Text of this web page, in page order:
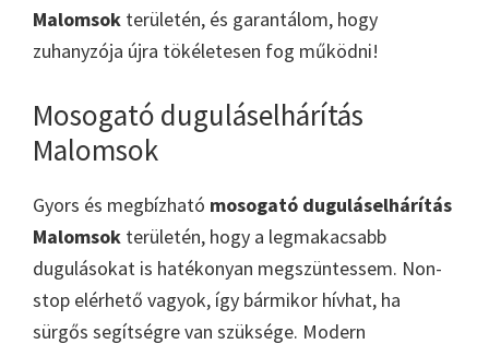
Malomsok területén, és garantálom, hogy
zuhanyzója újra tökéletesen fog működni!
Mosogató duguláselhárítás
Malomsok
Gyors és megbízható mosogató duguláselhárítás
Malomsok területén, hogy a legmakacsabb
dugulásokat is hatékonyan megszüntessem. Non-
stop elérhető vagyok, így bármikor hívhat, ha
sürgős segítségre van szüksége. Modern